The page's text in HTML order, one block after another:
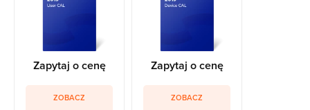
Zapytaj o cenę
ZOBACZ
Zapytaj o cenę
ZOBACZ